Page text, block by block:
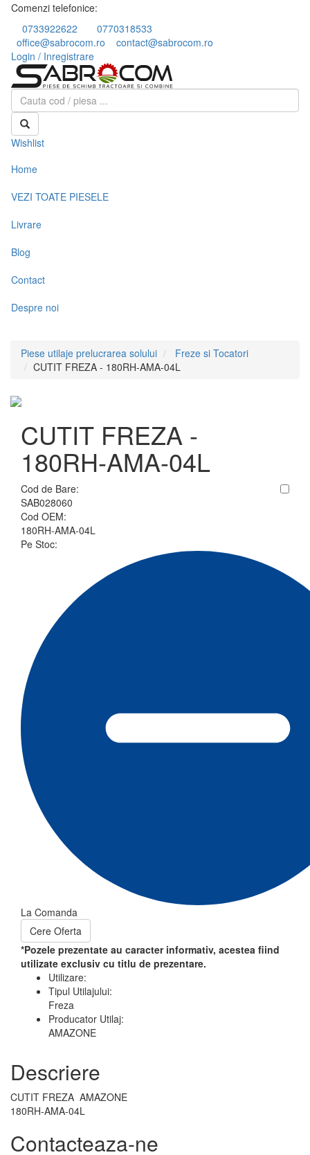
Comenzi telefonice:
0733922622
0770318533
office@sabrocom.ro
contact@sabrocom.ro
Login / Inregistrare
Wishlist
Home
VEZI TOATE PIESELE
Livrare
Blog
Contact
Despre noi
Piese utilaje prelucrarea solului
Freze si Tocatori
CUTIT FREZA - 180RH-AMA-04L
CUTIT FREZA -
180RH-AMA-04L
Cod de Bare:
SAB028060
Cod OEM:
180RH-AMA-04L
Pe Stoc:
La Comanda
Cere Oferta
*Pozele prezentate au caracter informativ, acestea fiind
utilizate exclusiv cu titlu de prezentare.
Utilizare:
Tipul Utilajului:
Freza
Producator Utilaj:
AMAZONE
Descriere
CUTIT FREZA AMAZONE
180RH-AMA-04L
Contacteaza-ne